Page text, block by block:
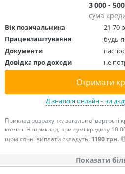
3 000 -
сума
Вік позичальника
21-70
Працевлаштування
будь-
Документи
Довідка про доходи
не
Отримати
Дізнатися онлайн - чи
Приклад розрахунку загальної вартості
комісії. Наприклад, при сумі кредиту 10
щомісячні виплати складуть: 1190 грн.
Показати